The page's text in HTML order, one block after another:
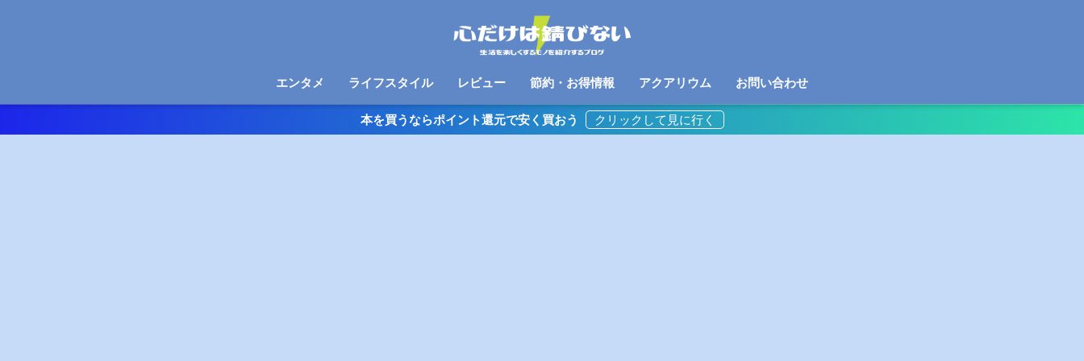
エンタメ ライフスタイル レビュー 節約・お得情報 アクアリウム お問い合わせ
本を買うならポイント還元で安く買おう